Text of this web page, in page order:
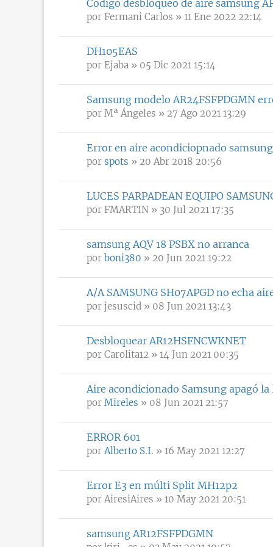
Código desbloqueo de aire samsung
por Fermani Carlos » 11 Ene 2022 22:14
DH105EAS
por Ejaba » 05 Dic 2021 15:14
Samsung modelo AR24FSFPDGMN
por Mª Ángeles » 27 Ago 2021 13:29
Error en aire acondiciopnado
por spots » 20 Abr 2018 20:56
LUCES PARPADEAN EQUIPO
por FMARTIN » 30 Jul 2021 17:35
samsung AQV 18 PSBX no arranca
por boni380 » 20 Jun 2021 19:22
A/A SAMSUNG SH07APGD no echa
por jesuscid » 08 Jun 2021 13:43
Desbloquear AR12HSFNCWKNET
por Carolita12 » 14 Jun 2021 00:35
Aire acondicionado Samsung apagó
por Mireles » 08 Jun 2021 21:57
ERROR 601
porAlberto S.I. » 16 May 2021 12:27
Error E3 en múlti Split MH12p2
por AiresiAires » 10 May 2021 20:51
samsung AR12FSFPDGMN